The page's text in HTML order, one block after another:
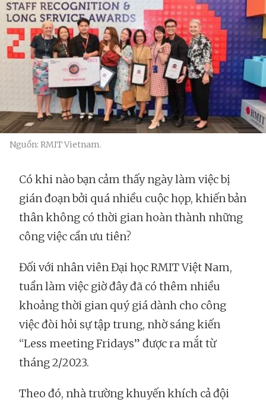
Nguồn: RMIT Vietnam.
Có khi nào bạn cảm thấy ngày làm việc bị
gián đoạn bởi quá nhiều cuộc họp, khiến bản
thân không có thời gian hoàn thành những
công việc cần ưu tiên?
Đối với nhân viên Đại học RMIT Việt Nam,
tuần làm việc giờ đây đã có thêm nhiều
khoảng thời gian quý giá dành cho công
việc đòi hỏi sự tập trung, nhờ sáng kiến
“Less meeting Fridays” được ra mắt từ
tháng 2/2023.
Theo đó, nhà trường khuyến khích cả đội